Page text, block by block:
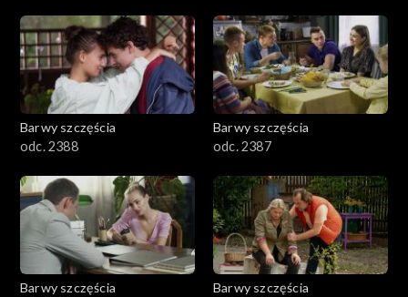
1101–1200
1001–1100
901–1000
801–900
782–800
Barwy szczęścia
odc. 2388
Barwy szczęścia
odc. 2387
Barwy szczęścia
Barwy szczęścia